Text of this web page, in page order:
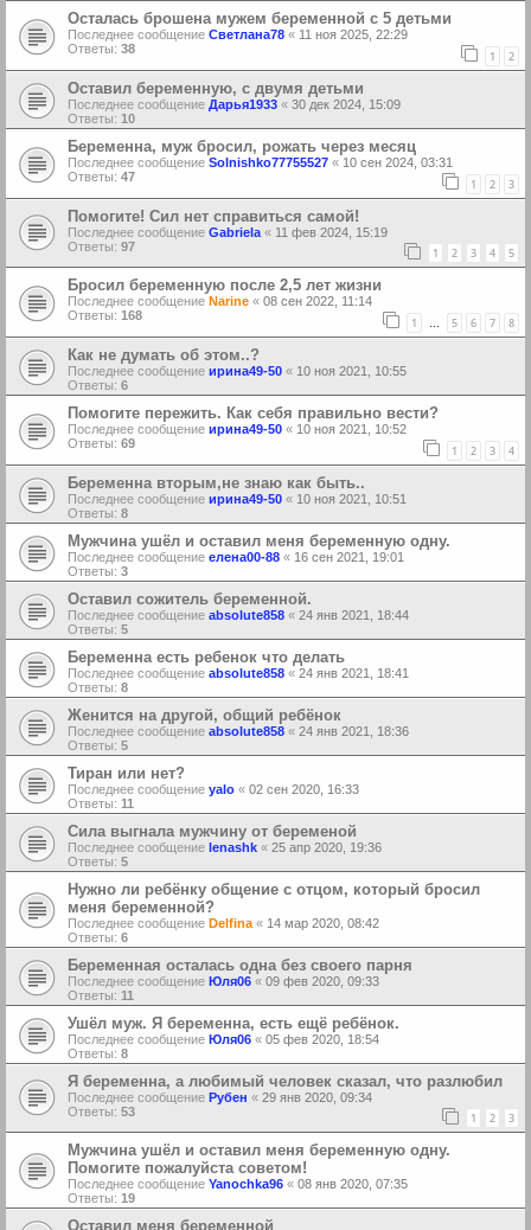
Осталась брошена мужем беременной с 5 детьми
Последнее сообщение Светлана78 « 11 ноя 2025, 22:29
Ответы: 38 1 2
Оставил беременную, с двумя детьми
Последнее сообщение Дарья1933 « 30 дек 2024, 15:09
Ответы: 10
Беременна, муж бросил, рожать через месяц
Последнее сообщение Solnishko77755527 « 10 сен 2024, 03:31
Ответы: 47 1 2 3
Помогите! Сил нет справиться самой!
Последнее сообщение Gabriela « 11 фев 2024, 15:19
Ответы: 97 1 2 3 4 5
Бросил беременную после 2,5 лет жизни
Последнее сообщение Narine « 08 сен 2022, 11:14
Ответы: 168 1 … 5 6 7 8
Как не думать об этом..?
Последнее сообщение ирина49-50 « 10 ноя 2021, 10:55
Ответы: 6
Помогите пережить. Как себя правильно вести?
Последнее сообщение ирина49-50 « 10 ноя 2021, 10:52
Ответы: 69 1 2 3 4
Беременна вторым,не знаю как быть..
Последнее сообщение ирина49-50 « 10 ноя 2021, 10:51
Ответы: 8
Мужчина ушёл и оставил меня беременную одну.
Последнее сообщение елена00-88 « 16 сен 2021, 19:01
Ответы: 3
Оставил сожитель беременной.
Последнее сообщение absolute858 « 24 янв 2021, 18:44
Ответы: 5
Беременна есть ребенок что делать
Последнее сообщение absolute858 « 24 янв 2021, 18:41
Ответы: 8
Женится на другой, общий ребёнок
Последнее сообщение absolute858 « 24 янв 2021, 18:36
Ответы: 5
Тиран или нет?
Последнее сообщение yalo « 02 сен 2020, 16:33
Ответы: 11
Сила выгнала мужчину от беременой
Последнее сообщение lenashk « 25 апр 2020, 19:36
Ответы: 5
Нужно ли ребёнку общение с отцом, который бросил
меня беременной?
Последнее сообщение Delfina « 14 мар 2020, 08:42
Ответы: 6
Беременная осталась одна без своего парня
Последнее сообщение Юля06 « 09 фев 2020, 09:33
Ответы: 11
Ушёл муж. Я беременна, есть ещё ребёнок.
Последнее сообщение Юля06 « 05 фев 2020, 18:54
Ответы: 8
Я беременна, а любимый человек сказал, что разлюбил
Последнее сообщение Рубен « 29 янв 2020, 09:34
Ответы: 53 1 2 3
Мужчина ушёл и оставил меня беременную одну.
Помогите пожалуйста советом!
Последнее сообщение Yanochka96 « 08 янв 2020, 07:35
Ответы: 19
Оставил меня беременной